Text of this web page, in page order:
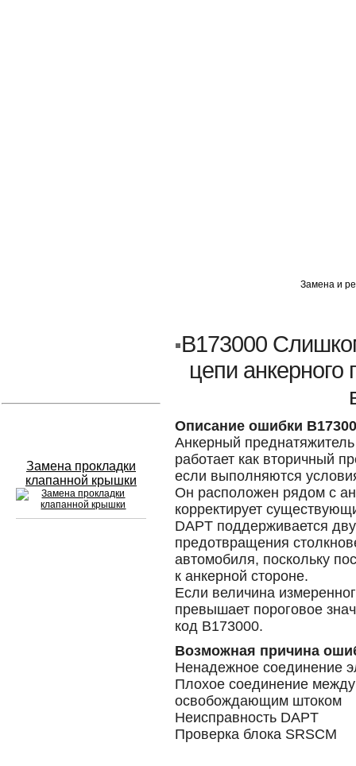
Замена прокладки
клапанной крышки
Замена и
B173000
цепи анкерного
Описание ошибки
Анкерный
работает как вторичный
если выполняются
Он расположен рядом с
корректирует
DAPT поддерживается
предотвращения
автомобиля, поскольку
к анкерной стороне.
Если величина
превышает пороговое
код B173000.
Возможная причина
Ненадежное соединение
Плохое соединение
освобождающим штоком
Неисправность DAPT
Проверка блока SRSCM